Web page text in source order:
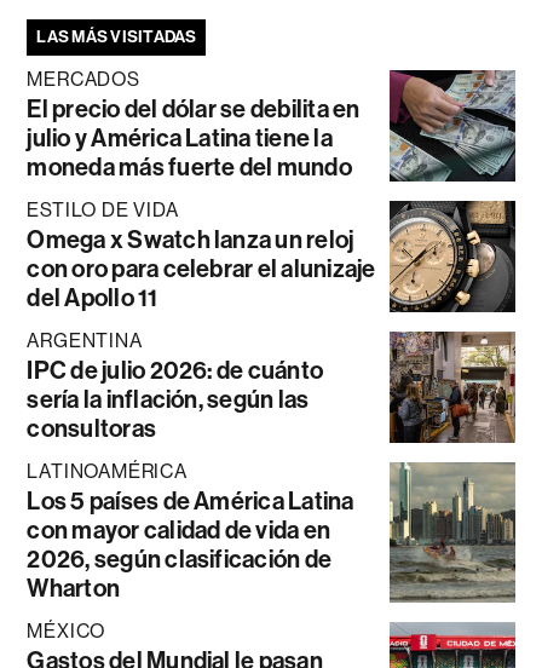
LAS MÁS VISITADAS
MERCADOS
El precio del dólar se debilita en
julio y América Latina tiene la
moneda más fuerte del mundo
ESTILO DE VIDA
Omega x Swatch lanza un reloj
con oro para celebrar el alunizaje
del Apollo 11
ARGENTINA
IPC de julio 2026: de cuánto
sería la inflación, según las
consultoras
LATINOAMÉRICA
Los 5 países de América Latina
con mayor calidad de vida en
2026, según clasificación de
Wharton
MÉXICO
Gastos del Mundial le pasan